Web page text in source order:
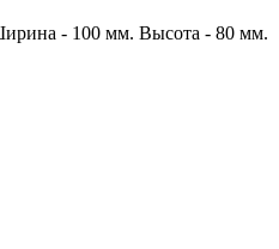
- 100 мм. Высота - 80 мм.